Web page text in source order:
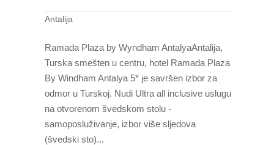
Antalija
Ramada Plaza by Wyndham AntalyaAntalija,
Turska smešten u centru, hotel Ramada Plaza
By Windham Antalya 5* je savršen izbor za
odmor u Turskoj. Nudi Ultra all inclusive uslugu
na otvorenom švedskom stolu -
samoposluživanje, izbor više sljedova
(švedski sto)...